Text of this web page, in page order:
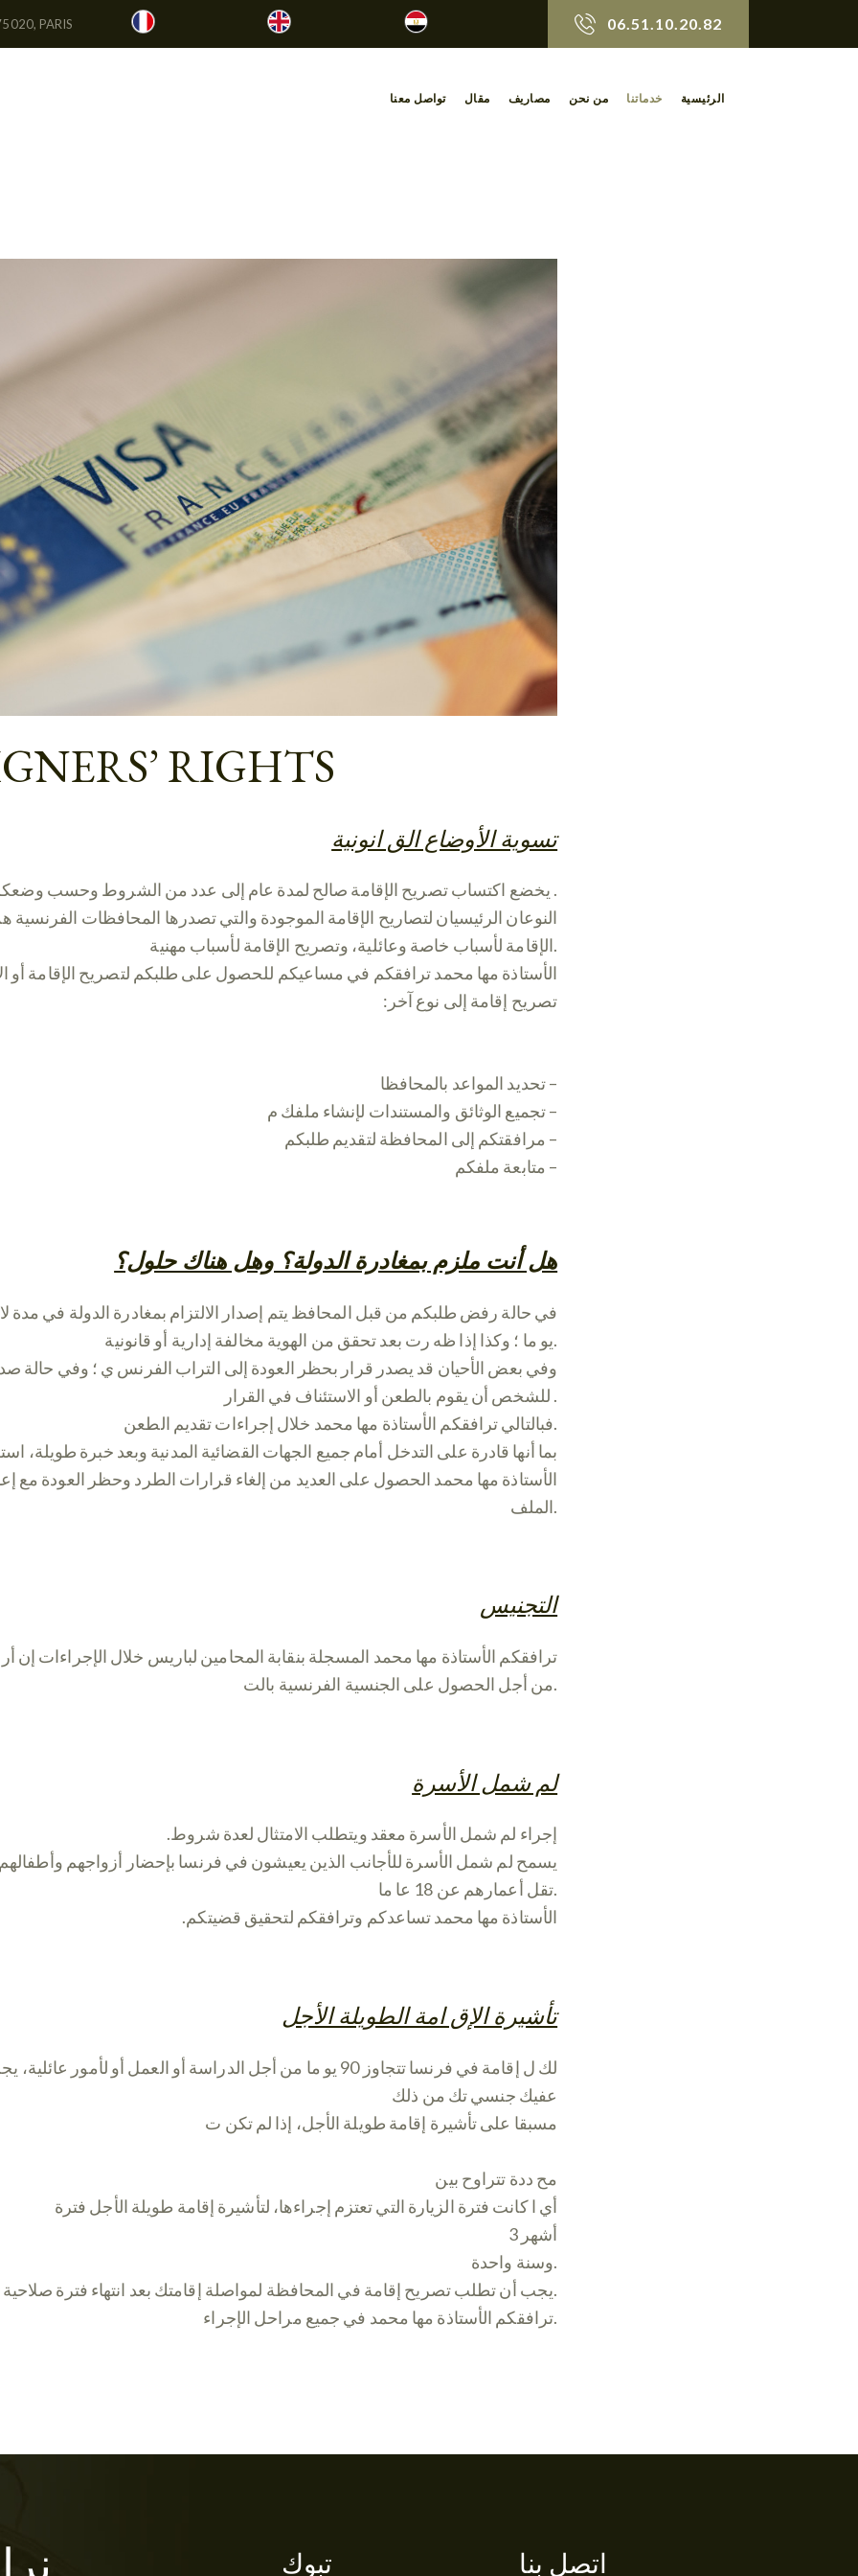
PARIS 06.51.10.20.82
تواصل معنا مقال مصاريف من نحن خدماتنا الرئيسية
RIGHTS
تسوية الأوضاع الق انونية
يخضع اكتساب تصريح الإقامة صالح لمدة عام إلى عدد من الشروط وحسب وضعكم .
النوعان الرئيسيان لتصاريح الإقامة الموجودة والتي تصدرها المحافظات الفرنسية
الإقامة لأسباب خاصة وعائلية، وتصريح الإقامة لأسباب مهنية.
الأستاذة مها محمد ترافقكم في مساعيكم للحصول على طلبكم لتصريح الإقامة أو
:تصريح إقامة إلى نوع آخر
تحديد المواعد بالمحافظا –
تجميع الوثائق والمستندات لإنشاء ملفك م –
مرافقتكم إلى المحافظة لتقديم طلبكم –
متابعة ملفكم –
هل أنت ملزم بمغادرة الدولة؟ وهل هناك حلول؟
في حالة رفض طلبكم من قبل المحافظ يتم إصدار الالتزام بمغادرة الدولة في مدة لا
يو ما ؛ وكذا إذا ظه رت بعد تحقق من الهوية مخالفة إدارية أو قانونية.
وفي بعض الأحيان قد يصدر قرار بحظر العودة إلى التراب الفرنس ي ؛ وفي حالة
للشخص أن يقوم بالطعن أو الاستئناف في القرار .
فبالتالي ترافقكم الأستاذة مها محمد خلال إجراءات تقديم الطعن.
بما أنها قادرة على التدخل أمام جميع الجهات القضائية المدنية وبعد خبرة طويلة،
الأستاذة مها محمد الحصول على العديد من إلغاء قرارات الطرد وحظر العودة مع
الملف.
التجنيس
ترافقكم الأستاذة مها محمد المسجلة بنقابة المحامين لباريس خلال الإجراءات إن
من أجل الحصول على الجنسية الفرنسية بالت.
لم شمل الأسرة
.إجراء لم شمل الأسرة معقد ويتطلب الامتثال لعدة شروط
يسمح لم شمل الأسرة للأجانب الذين يعيشون في فرنسا بإحضار أزواجهم
تقل أعمارهم عن 18 عا ما.
.الأستاذة مها محمد تساعدكم وترافقكم لتحقيق قضيتكم
تأشيرة الإق امة الطويلة الأجل
لك ل إقامة في فرنسا تتجاوز 90 يو ما من أجل الدراسة أو العمل أو لأمور عائلية، يجب أن تحصل
عفيك جنسي تك من ذلك
مسبقا على تأشيرة إقامة طويلة الأجل، إذا لم تكن ت
مح ددة تتراوح بين
أي ا كانت فترة الزيارة التي تعتزم إجراءها، لتأشيرة إقامة طويلة الأجل فترة
3 أشهر
وسنة واحدة.
يجب أن تطلب تصريح إقامة في المحافظة لمواصلة إقامتك بعد انتهاء فترة صلاحية التأشيرة.
ترافقكم الأستاذة مها محمد في جميع مراحل الإجراء.
تبوك اتصل بنا